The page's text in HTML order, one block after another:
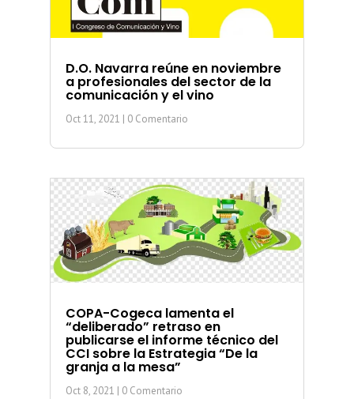
D.O. Navarra reúne en noviembre
a profesionales del sector de la
comunicación y el vino
Oct 11, 2021 | 0 Comentario
COPA-Cogeca lamenta el
“deliberado” retraso en
publicarse el informe técnico del
CCI sobre la Estrategia “De la
granja a la mesa”
Oct 8, 2021 | 0 Comentario